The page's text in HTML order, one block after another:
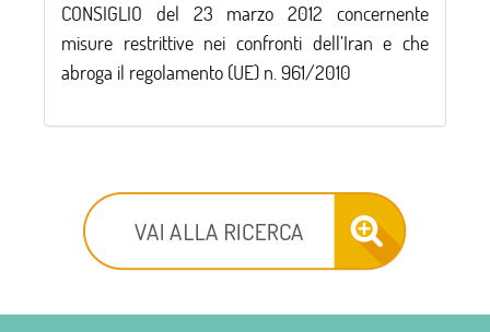
CONSIGLIO del 23 marzo 2012 concernente
misure restrittive nei confronti dell’Iran e che
abroga il regolamento (UE) n. 961/2010